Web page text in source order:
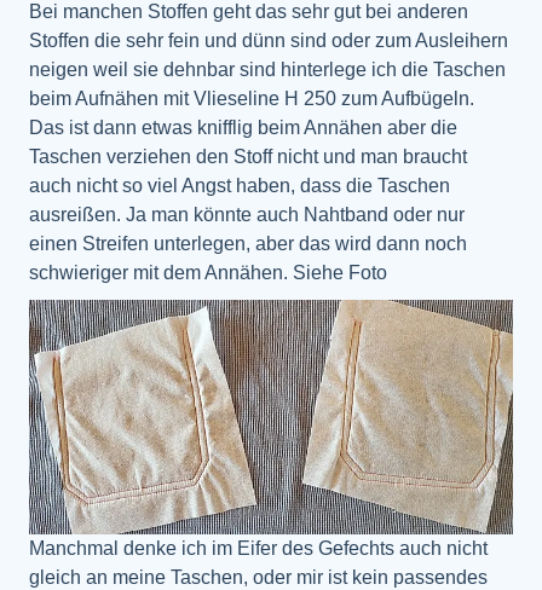
Bei manchen Stoffen geht das sehr gut bei anderen
Stoffen die sehr fein und dünn sind oder zum Ausleihern
neigen weil sie dehnbar sind hinterlege ich die Taschen
beim Aufnähen mit Vlieseline H 250 zum Aufbügeln.
Das ist dann etwas knifflig beim Annähen aber die
Taschen verziehen den Stoff nicht und man braucht
auch nicht so viel Angst haben, dass die Taschen
ausreißen. Ja man könnte auch Nahtband oder nur
einen Streifen unterlegen, aber das wird dann noch
schwieriger mit dem Annähen. Siehe Foto
Manchmal denke ich im Eifer des Gefechts auch nicht
gleich an meine Taschen, oder mir ist kein passendes